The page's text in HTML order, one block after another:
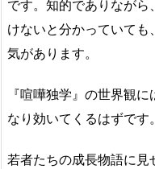
です。知的でありなが
けないと分かっていて
気があります。
『喧嘩独学』の世界観
なり効いてくるはずです。
若者たちの成長物語に